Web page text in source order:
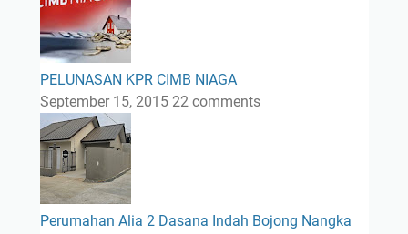
PELUNASAN KPR CIMB NIAGA
September 15, 2015 22 comments
Perumahan Alia 2 Dasana Indah Bojong Nangka